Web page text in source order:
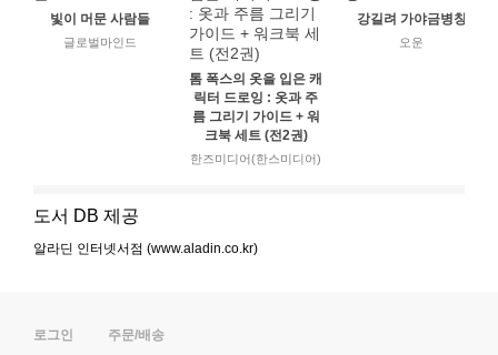
빛이 머문 사람들
글로벌마인드
톰 폭스의 옷을 입은 캐
릭터 드로잉 : 옷과 주
름 그리기 가이드 + 워
크북 세트 (전2권)
한즈미디어(한스미디어)
강길려 가야금병창
오운
도서 DB 제공
알라딘 인터넷서점 (www.aladin.co.kr)
로그인 주문/배송